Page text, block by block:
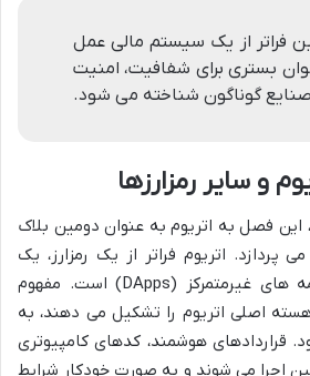
فراتر از یک سیستم مالی عمل
بستری برای شفافیت، امنیت
صنایع گوناگون شناخته می شود.
و سایر رمزارزها
فصل به اتریوم به عنوان دومین بلاک
اتریوم فراتر از یک رمزارز، یک
پلتفرم برای ساخت برنامه های غیرمتمرکز (DApps) است. مفهوم
اصلی اتریوم را تشکیل می دهند، به
قراردادهای هوشمند، کدهای کامپیوتری
اجرا می شوند و به صورت خودکار شرایط